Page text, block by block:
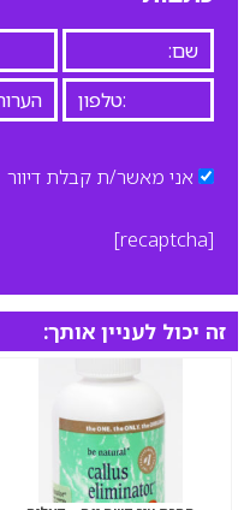
אני מאשר/ת קבלת דיוור
[recaptcha]
זה יכול לעניין אותך: